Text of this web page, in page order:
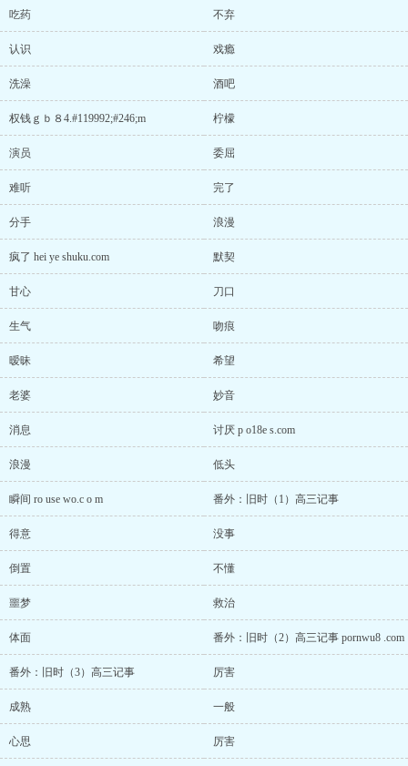
吃药 不弃
认识 戏瘾
洗澡 酒吧
权钱ｇｂ８4.#119992;#246;m 柠檬
演员 委屈
难听 完了
分手 浪漫
疯了 hei ye shuku.com 默契
甘心 刀口
生气 吻痕
暧昧 希望
老婆 妙音
消息 讨厌 p o18e s.com
浪漫 低头
瞬间 ro use wo.c o m 番外：旧时（1）高三记事
得意 没事
倒置 不懂
噩梦 救治
体面 番外：旧时（2）高三记事 pornwu8 .com
番外：旧时（3）高三记事 厉害
成熟 一般
心思 厉害